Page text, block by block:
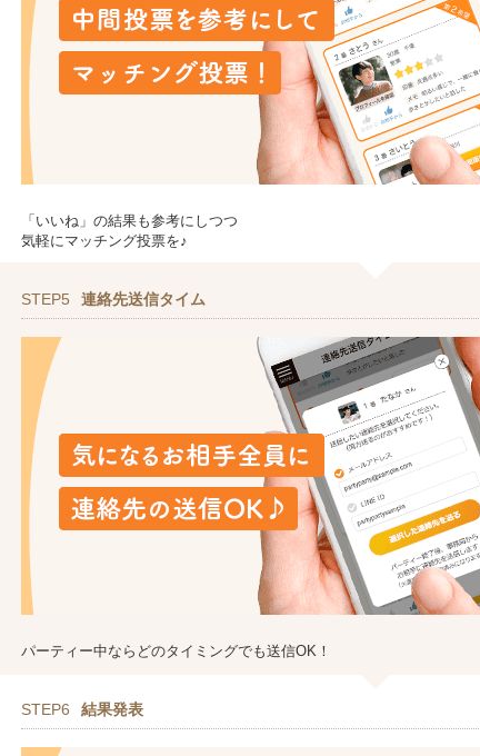
「いいね」の結果も参考にしつつ
気軽にマッチング投票を♪
STEP5 連絡先送信タイム
パーティー中ならどのタイミングでも送信OK！
STEP6 結果発表